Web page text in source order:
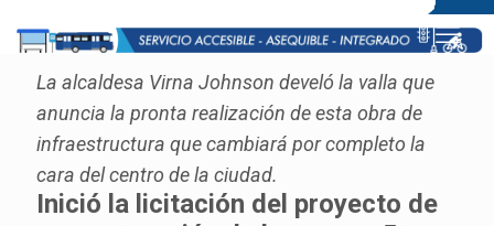
La alcaldesa Virna Johnson develó la valla que
anuncia la pronta realización de esta obra de
infraestructura que cambiará por completo la
cara del centro de la ciudad.
Inició la licitación del proyecto de